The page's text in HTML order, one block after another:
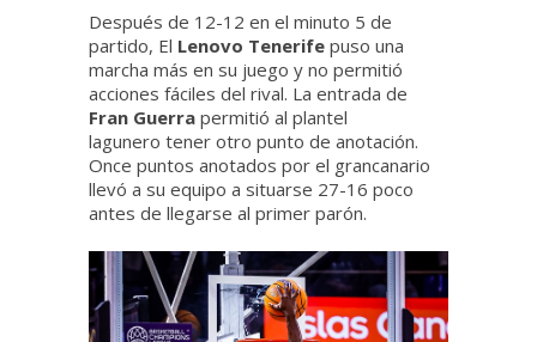
Después de 12-12 en el minuto 5 de
partido, El Lenovo Tenerife puso una
marcha más en su juego y no permitió
acciones fáciles del rival. La entrada de
Fran Guerra permitió al plantel
lagunero tener otro punto de anotación.
Once puntos anotados por el grancanario
llevó a su equipo a situarse 27-16 poco
antes de llegarse al primer parón.